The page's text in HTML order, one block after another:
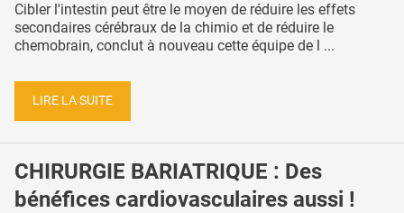
Cibler l'intestin peut être le moyen de réduire les effets
secondaires cérébraux de la chimio et de réduire le
chemobrain, conclut à nouveau cette équipe de l ...
LIRE LA SUITE
CHIRURGIE BARIATRIQUE : Des
bénéfices cardiovasculaires aussi !